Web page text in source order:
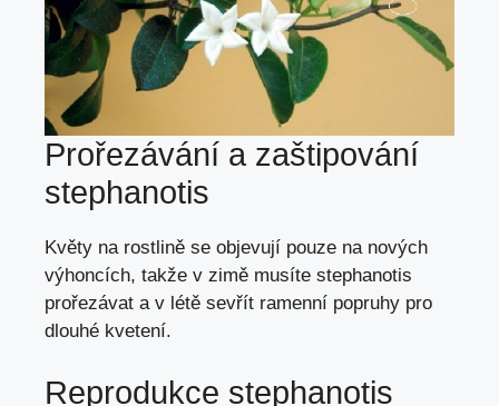
Prořezávání a zaštipování
stephanotis
Květy na rostlině se objevují pouze na nových
výhoncích, takže v zimě musíte stephanotis
prořezávat a v létě sevřít ramenní popruhy pro
dlouhé kvetení.
Reprodukce stephanotis